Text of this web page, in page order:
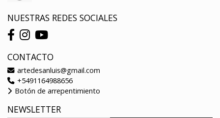
NUESTRAS REDES SOCIALES
CONTACTO
artedesanluis@gmail.com
+5491164988656
Botón de arrepentimiento
NEWSLETTER